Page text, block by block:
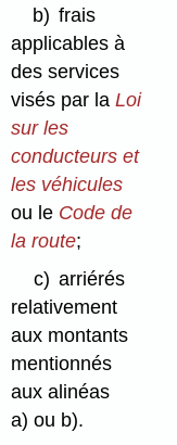
b) frais
applicables à
des services
visés par laLoi
sur les
conducteurs et
les véhicules
ou le Code de
la route;
c) arriérés
relativement
aux montants
mentionnés
aux alinéas
a) ou b).